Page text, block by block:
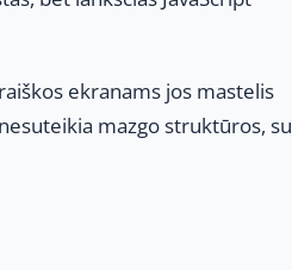
ekranams jos mastelis
mazgo struktūros, su